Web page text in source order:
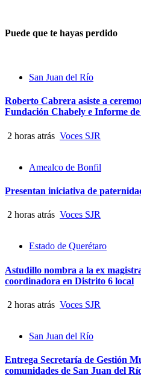
Puede que te hayas perdido
San Juan del Río
Roberto Cabrera asiste a
Fundación Chabely e Informe
2 horas atrás Voces SJR
Amealco de Bonfil
Presentan iniciativa de
2 horas atrás Voces SJR
Estado de Querétaro
Astudillo nombra a la ex
coordinadora en Distrito 6 local
2 horas atrás Voces SJR
San Juan del Río
Entrega Secretaría de Gestión
comunidades de San Juan del